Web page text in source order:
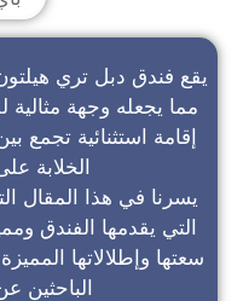
يقع فندق دبل تري
مما يجعله وجهة مثالية
إقامة استثنائية تجمع
الخلابة
يسرنا في هذا المقال
التي يقدمها الفندق
سعتها وإطلالاتها
الباحثين